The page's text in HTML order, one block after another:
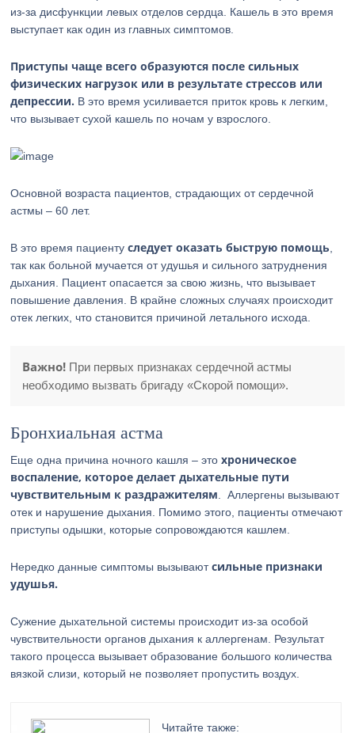
из-за дисфункции левых отделов сердца. Кашель в это время
выступает как один из главных симптомов.
Приступы чаще всего образуются после сильных
физических нагрузок или в результате стрессов или
депрессии. В это время усиливается приток кровь к легким,
что вызывает сухой кашель по ночам у взрослого.
Основной возраста пациентов, страдающих от сердечной
астмы – 60 лет.
В это время пациентуследует оказать быструю помощь
так как больной мучается от удушья и сильного затруднения
дыхания. Пациент опасается за свою жизнь, что вызывает
повышение давления. В крайне сложных случаях происходит
отек легких, что становится причиной летального исхода.
Важно! При первых признаках сердечной астмы
необходимо вызвать бригаду «Скорой помощи».
Бронхиальная астма
Еще одна причина ночного кашля – этохроническое
воспаление, которое делает дыхательные пути
чувствительным к раздражителям . Аллергены вызывают
отек и нарушение дыхания. Помимо этого, пациенты отмечают
приступы одышки, которые сопровождаются кашлем.
Нередко данные симптомы вызываютсильные признаки
удушья.
Сужение дыхательной системы происходит из-за особой
чувствительности органов дыхания к аллергенам. Результат
такого процесса вызывает образование большого количества
вязкой слизи, который не позволяет пропустить воздух.
Читайте также: